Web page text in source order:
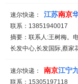
速尔快递： 江苏南京
联系：13851940017
摘要：联系人:王树梅。
长发中心,长发国际,蔡家
速尔快递： 南京江宁
联系：15305197118